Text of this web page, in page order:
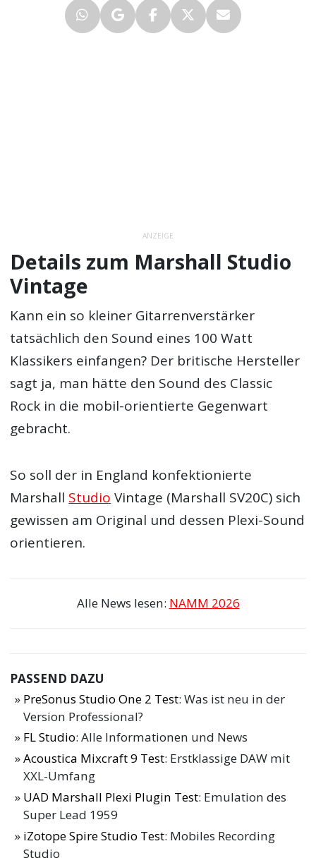
ANZEIGE
Details zum Marshall Studio
Vintage
Kann ein so kleiner Gitarrenverstärker
tatsächlich den Sound eines 100 Watt
Klassikers einfangen? Der britische Hersteller
sagt ja, man hätte den Sound des Classic
Rock in die mobil-orientierte Gegenwart
gebracht.
So soll der in England konfektionierte
Marshall Studio Vintage (Marshall SV20C) sich
gewissen am Original und dessen Plexi-Sound
orientieren.
Alle News lesen: NAMM 2026
PASSEND DAZU
PreSonus Studio One 2 Test: Was ist neu in der
Version Professional?
FL Studio: Alle Informationen und News
Acoustica Mixcraft 9 Test: Erstklassige DAW mit
XXL-Umfang
UAD Marshall Plexi Plugin Test: Emulation des
Super Lead 1959
iZotope Spire Studio Test: Mobiles Recording
Studio